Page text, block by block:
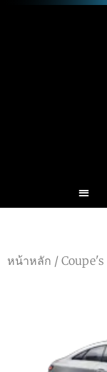
หน้าหลัก / Coupe's